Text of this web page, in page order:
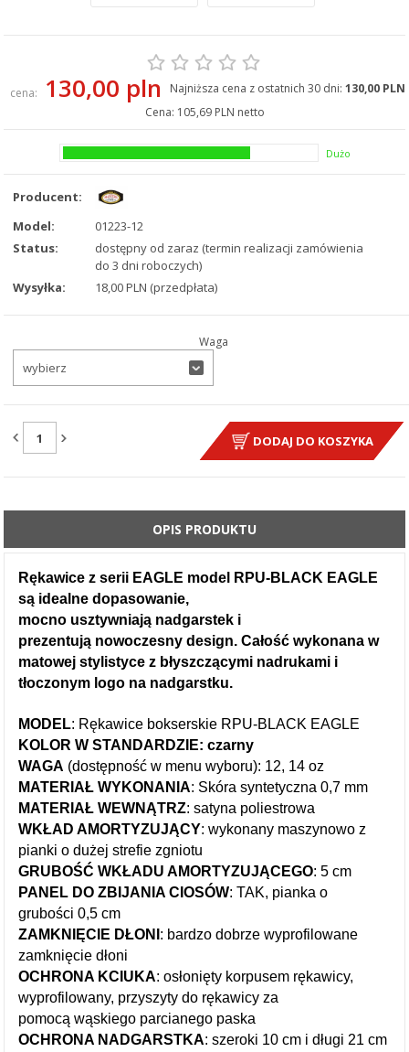
cena: 130,00 pln Najniższa cena z ostatnich 30 dni: 130,00 PLN
Cena: 105,69 PLN netto
Dużo
Producent:
Model:
01223-12
Status:
dostępny od zaraz (termin realizacji zamówienia
do 3 dni roboczych)
Wysyłka:
18,00 PLN (przedpłata)
Waga
wybierz
DODAJ DO KOSZYKA
ILOŚĆ:
OPIS PRODUKTU
Rękawice z serii EAGLE model RPU-BLACK EAGLE
są idealne dopasowanie,
mocno usztywniają nadgarstek i
prezentują nowoczesny design. Całość wykonana w
matowej stylistyce z błyszczącymi nadrukami i
tłoczonym logo na nadgarstku.
MODEL: Rękawice bokserskie RPU-BLACK EAGLE
KOLOR W STANDARDZIE: czarny
WAGA (dostępność w menu wyboru): 12, 14 oz
MATERIAŁ WYKONANIA: Skóra syntetyczna 0,7 mm
MATERIAŁ WEWNĄTRZ:satyna poliestrowa
WKŁAD AMORTYZUJĄCY:wykonany maszynowo z
pianki o dużej strefie zgniotu
GRUBOŚĆ WKŁADU AMORTYZUJĄCEGO:5 cm
PANEL DO ZBIJANIA CIOSÓW: TAK, pianka o
grubości0,5 cm
ZAMKNIĘCIE DŁONI : bardzo dobrze wyprofilowane
zamknięcie dłoni
OCHRONA KCIUKA: osłonięty korpusem rękawicy,
wyprofilowany, przyszyty do rękawicy za
pomocąwąskiego parcianego paska
OCHRONA NADGARSTKA: szeroki 10 cm i długi 21 cm